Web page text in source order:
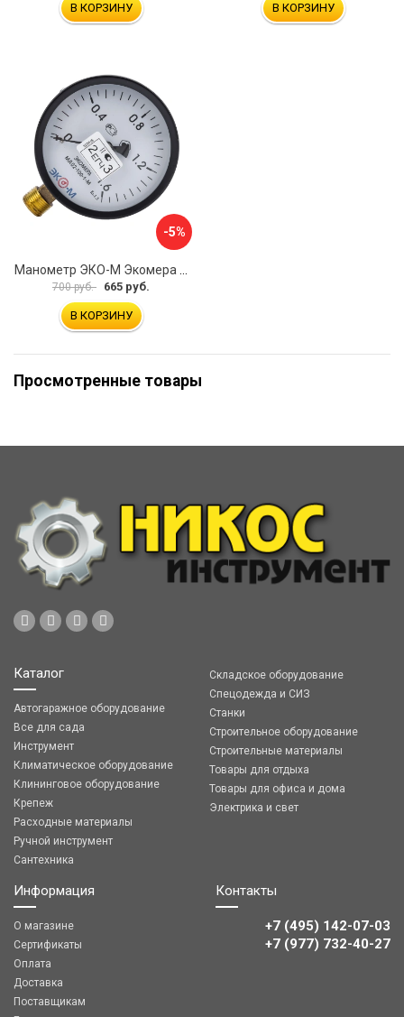
В КОРЗИНУ В КОРЗИНУ
-5%
700 руб. 665 руб.
В КОРЗИНУ
Просмотренные товары
Каталог
Автогаражное оборудование
Все для сада
Инструмент
Климатическое оборудование
Клининговое оборудование
Крепеж
Расходные материалы
Ручной инструмент
Сантехника
Складское оборудование
Спецодежда и СИЗ
Станки
Строительное оборудование
Строительные материалы
Товары для отдыха
Товары для офиса и дома
Электрика и свет
Информация
О магазине
Сертификаты
Оплата
Доставка
Поставщикам
Контакты
+7 (495) 142-07-03
‎‎+7 (977) 732-40-27